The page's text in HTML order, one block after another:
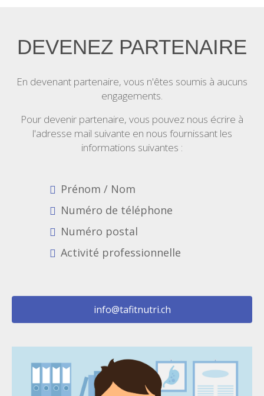
DEVENEZ PARTENAIRE
En devenant partenaire, vous n'êtes soumis à aucuns
engagements.
Pour devenir partenaire, vous pouvez nous écrire à
l'adresse mail suivante en nous fournissant les
informations suivantes :
Prénom / Nom
Numéro de téléphone
Numéro postal
Activité professionnelle
info@tafitnutri.ch